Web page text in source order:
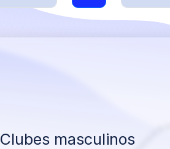
Clubes masculinos